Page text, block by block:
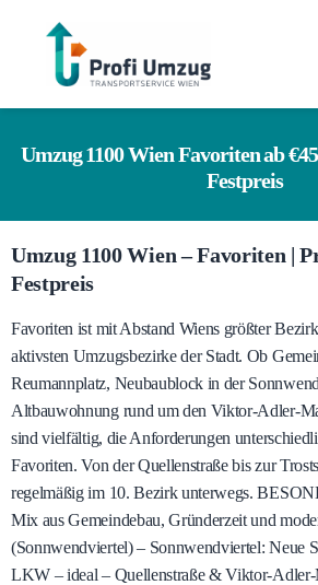
Umzug 1100 Wien Favoriten ab
Festpreis
Umzug 1100 Wien – Favoriten |
Festpreis
Favoriten ist mit Abstand Wiens größter
aktivsten Umzugsbezirke der Stadt. Ob
Reumannplatz, Neubaublock in der
Altbauwohnung rund um den Viktor-Adler-
sind vielfältig, die Anforderungen
Favoriten. Von der Quellenstraße bis zur
regelmäßig im 10. Bezirk unterwegs.
Mix aus Gemeindebau, Gründerzeit und
(Sonnwendviertel) – Sonnwendviertel: Neue
LKW – ideal – Quellenstraße & Viktor-